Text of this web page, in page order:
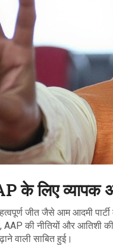
के लिए व्यापक
जीत जैसे आम आदमी
AAP की नीतियों और आतिशी
वाली साबित हुई।